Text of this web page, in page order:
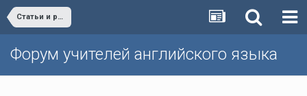
Статьи и разработки учителей (Поурочные планы, дополнительные упражнения и т.д.)/Materials developed by teachers
Форум учителей английского языка